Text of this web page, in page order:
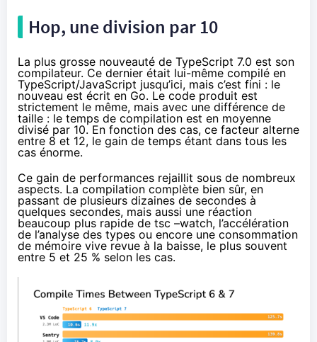
Hop, une division par 10
La plus grosse nouveauté de TypeScript 7.0 est son
compilateur. Ce dernier était lui-même compilé en
TypeScript/JavaScript jusqu’ici, mais c’est fini : le
nouveau est écrit en Go. Le code produit est
strictement le même, mais avec une différence de
taille : le temps de compilation est en moyenne
divisé par 10. En fonction des cas, ce facteur alterne
entre 8 et 12, le gain de temps étant dans tous les
cas énorme.
Ce gain de performances rejaillit sous de nombreux
aspects. La compilation complète bien sûr, en
passant de plusieurs dizaines de secondes à
quelques secondes, mais aussi une réaction
beaucoup plus rapide de tsc –watch, l’accélération
de l’analyse des types ou encore une consommation
de mémoire vive revue à la baisse, le plus souvent
entre 5 et 25 % selon les cas.